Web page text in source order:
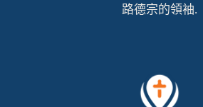
路德宗的領袖.